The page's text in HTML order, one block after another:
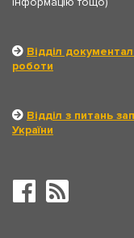
Відділ
роботи
Відділ з питань
України